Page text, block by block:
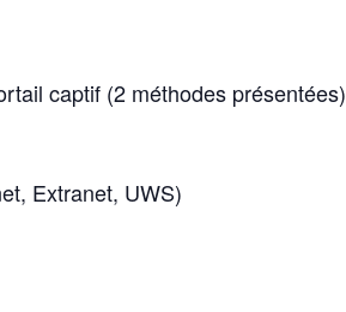
captif (2 méthodes présentées)
Extranet, UWS)